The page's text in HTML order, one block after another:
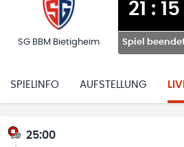
SG BBM Bietigheim
21 : 15
Spiel
SPIELINFO AUFSTELLUNG
25:00